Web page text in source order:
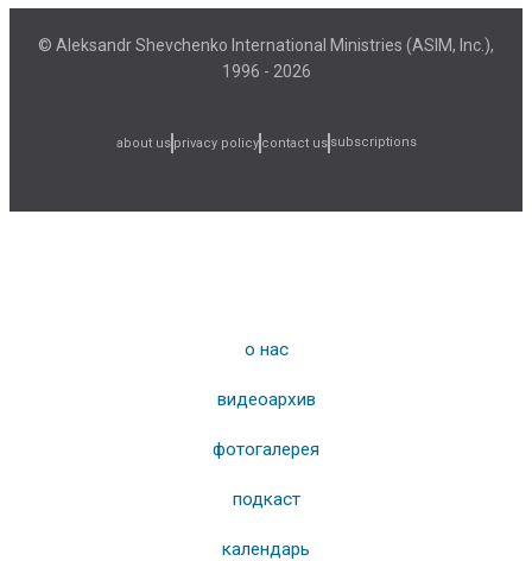
© Aleksandr Shevchenko International Ministries (ASIM, Inc.),
1996 - 2026
about us privacy policy contact us subscriptions
о нас
видеоархив
фотогалерея
подкаст
календарь